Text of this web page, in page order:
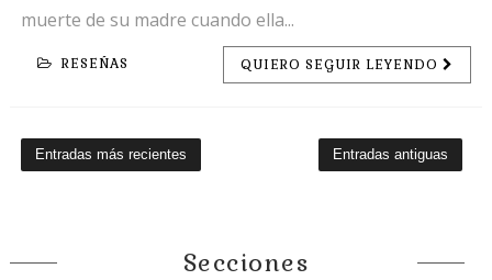
muerte de su madre cuando ella...
RESEÑAS QUIERO SEGUIR LEYENDO
Entradas más recientes Entradas antiguas
Secciones